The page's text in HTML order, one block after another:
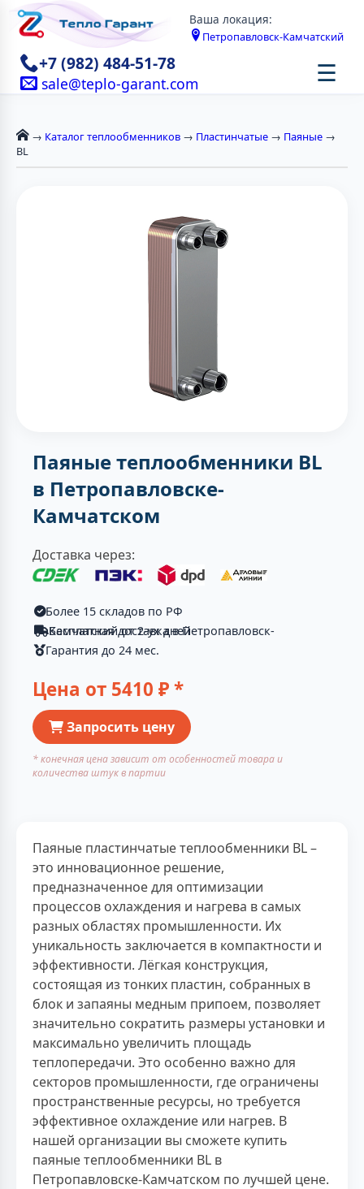
Ваша локация:
Петропавловск-Камчатский
+7 (982) 484-51-78
sale@teplo-garant.com ☰
→ Каталог теплообменников → Пластинчатые → Паяные →
BL
Паяные теплообменники BL
в Петропавловске-
Камчатском
Доставка через:
Более 15 складов по РФ
Бесплатная доставка в Петропавловск-Камчатский от 2-ух дней
Гарантия до 24 мес.
Цена от 5410 ₽ *
Запросить цену
* конечная цена зависит от особенностей товара и
количества штук в партии
Паяные пластинчатые теплообменники BL –
это инновационное решение,
предназначенное для оптимизации
процессов охлаждения и нагрева в самых
разных областях промышленности. Их
уникальность заключается в компактности и
эффективности. Лёгкая конструкция,
состоящая из тонких пластин, собранных в
блок и запаяны медным припоем, позволяет
значительно сократить размеры установки и
максимально увеличить площадь
теплопередачи. Это особенно важно для
секторов промышленности, где ограничены
пространственные ресурсы, но требуется
эффективное охлаждение или нагрев. В
нашей организации вы сможете купить
паяные теплообменники BL в
Петропавловске-Камчатском по лучшей цене.